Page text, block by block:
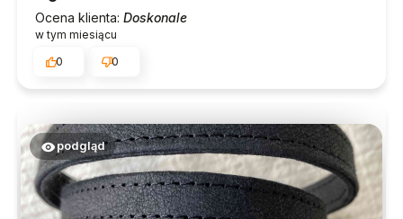
Ocena klienta: Doskonale
w tym miesiącu
0
0
podgląd